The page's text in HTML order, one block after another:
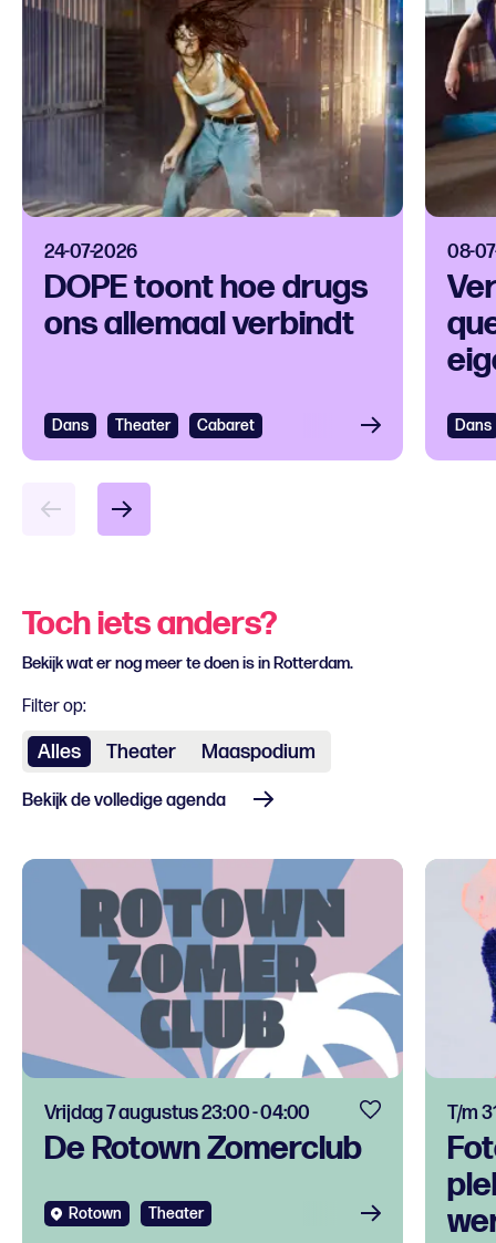
24-07-2026
DOPE toont hoe drugs
ons allemaal verbindt
Dans Theater Cabaret
08-
Dans
Bekijken
Toch iets anders?
Bekijk wat er nog meer te doen is in Rotterdam.
Filter op:
Alles Theater Maaspodium
Bekijk de volledige agenda
De Rotown Zomerclub
Vrijdag 7 augustus 23:00 - 04:00
Rotown Theater
T/m